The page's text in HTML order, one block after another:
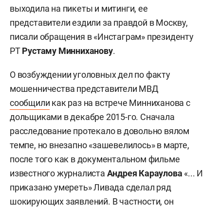
выходила на пикеты и митинги, ее
представители ездили за правдой в Москву,
писали обращения в «Инстаграм» президенту
РТРустаму Минниханову.
О возбуждении уголовных дел по факту
мошенничества представители МВД
сообщили как раз на встрече Минниханова с
дольщиками в декабре 2015-го. Сначала
расследование протекало в довольно вялом
темпе, но внезапно «зашевелилось» в марте,
после того как в документальном фильме
известного журналиста Андрея Караулова «... И
приказано умереть» Ливада сделал ряд
шокирующих заявлений. В частности, он